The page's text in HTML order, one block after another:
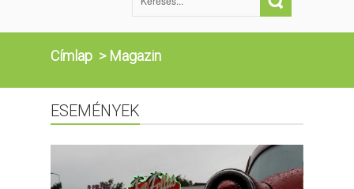
Címlap > Magazin
ESEMÉNYEK